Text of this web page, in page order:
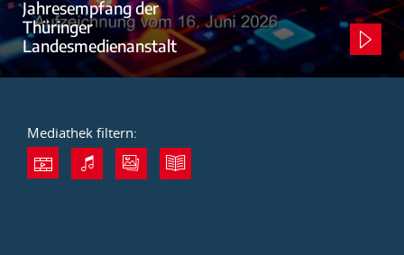
Jahresempfang der
Thüringer
Landesmedienanstalt
Mediathek filtern: